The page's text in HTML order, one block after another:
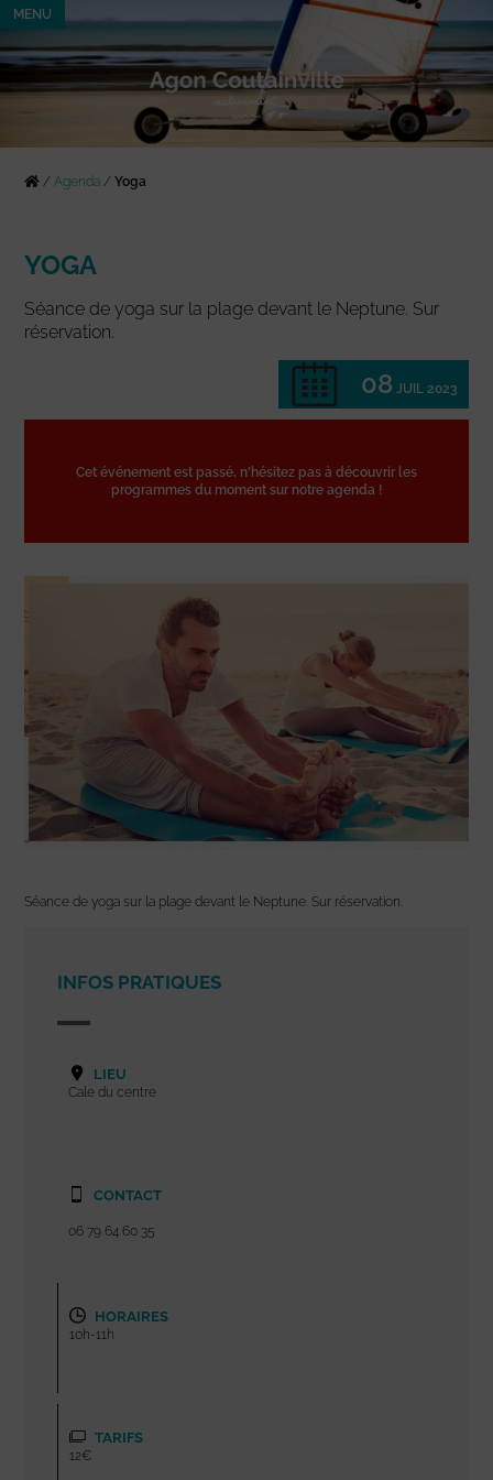
MENU
/Agenda /Yoga
YOGA
Séance de yoga sur la plage devant le Neptune. Sur
réservation.
08 JUIL 2023
Cet événement est passé, n'hésitez pas à découvrir les
programmes du moment sur notre agenda !
Séance de yoga sur la plage devant le Neptune. Sur réservation.
INFOS PRATIQUES
LIEU
Cale du centre
CONTACT
06 79 64 60 35
HORAIRES
10h-11h
TARIFS
12€